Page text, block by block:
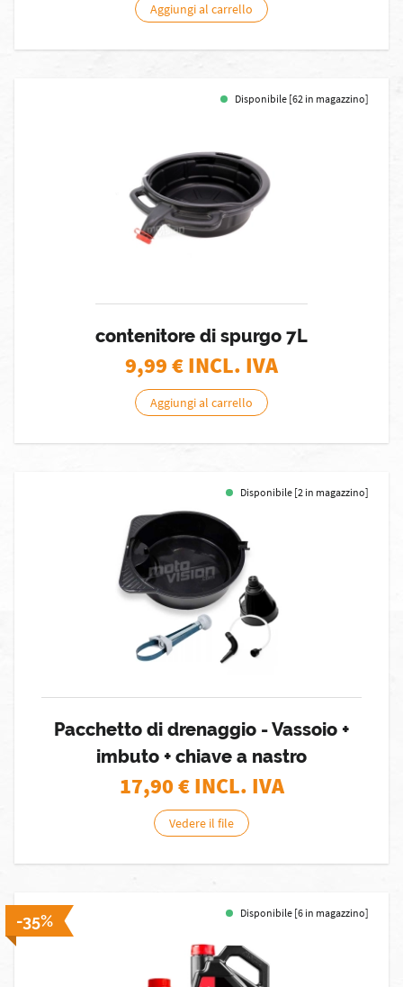
Aggiungi al carrello
Disponibile [62 in magazzino]
contenitore di spurgo 7L
9,99€ INCL. IVA
Aggiungi al carrello
Disponibile [2 in magazzino]
Pacchetto di drenaggio - Vassoio +
imbuto + chiave a nastro
17,90€ INCL. IVA
Vedere il file
-35% Disponibile [6 in magazzino]